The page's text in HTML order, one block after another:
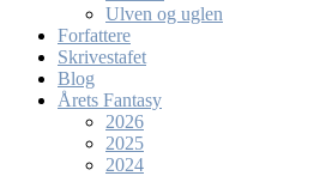
Ulven og uglen
Forfattere
Skrivestafet
Blog
Årets Fantasy
2026
2025
2024